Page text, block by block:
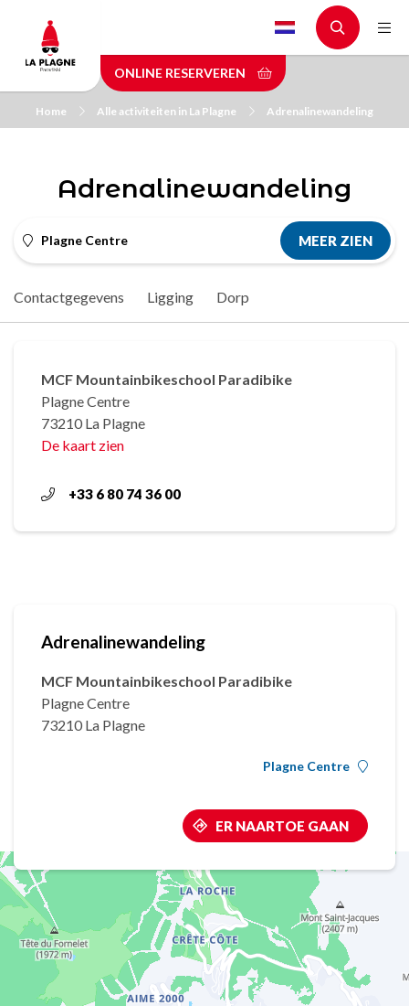
main
content
ONLINE RESERVEREN
Home Alle activiteiten in La Plagne Adrenalinewandeling
Adrenalinewandeling
Plagne Centre MEER ZIEN
Contactgegevens Ligging Dorp
MCF Mountainbikeschool Paradibike
Plagne Centre
73210 La Plagne
De kaart zien
+33 6 80 74 36 00
Adrenalinewandeling
MCF Mountainbikeschool Paradibike
Plagne Centre
73210 La Plagne
Plagne Centre
ER NAARTOE GAAN